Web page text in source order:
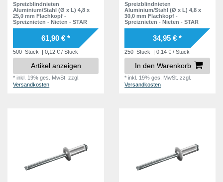
Spreizblindnieten
Aluminium/Stahl (Ø x L) 4,8 x
25,0 mm Flachkopf -
Spreiznieten - Nieten - STAR
61,90 € *
500 Stück | 0,12 € / Stück
Artikel anzeigen
*inkl. 19% ges. MwSt. zzgl.
Versandkosten
Spreizblindnieten
Aluminium/Stahl (Ø x L) 4,8 x
30,0 mm Flachkopf -
Spreiznieten - Nieten - STAR
34,95 € *
250 Stück | 0,14 € / Stück
In den Warenkorb
*inkl. 19% ges. MwSt. zzgl.
Versandkosten